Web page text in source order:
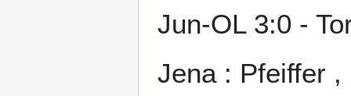
Jun-OL 3:0 -
Jena : Pfeiffer